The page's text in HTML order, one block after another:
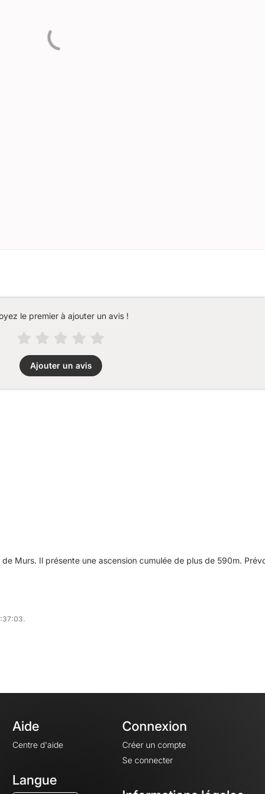
le premier à ajouter un avis !
Ajouter un avis
Murs. Il présente une ascension cumulée de plus de 590m.
Aide
Centre d'aide
Langue
Connexion
Créer un compte
Se connecter